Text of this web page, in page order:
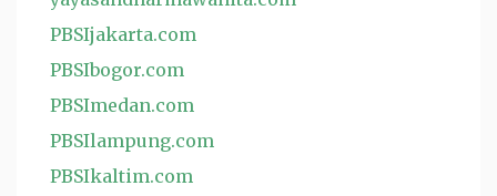
PBSIjakarta.com
PBSIbogor.com
PBSImedan.com
PBSIlampung.com
PBSIkaltim.com